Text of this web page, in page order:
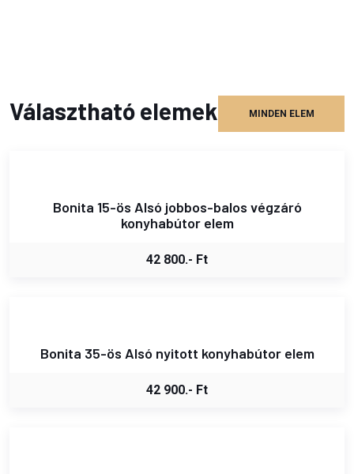
Választható elemek MINDEN ELEM
Bonita 15-ös Alsó jobbos-balos végzáró
konyhabútor elem
42 800.- Ft
Bonita 35-ös Alsó nyitott konyhabútor elem
42 900.- Ft